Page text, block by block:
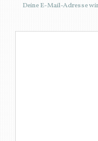
Deine E-Mail-Adresse